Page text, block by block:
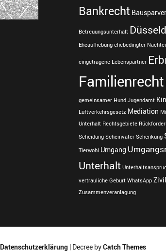
Bankrecht
Betreuungsunterhalt
Eheaufhebung ehebedingter
eingetragene Lebenspartner
Familienrecht
gemeinsamer Hund Jugendamt
Luftverkehrsgesetz Mediation
Unterhalt Rechtsgebiete
Scheidung Scheinvater Schenkung
Tierwohl Umgang
Unterhalt
vertrauliche Geburt WhatsApp
Zusammenveranlagung
Datenschutzerklärung| Decree byCatch Themes